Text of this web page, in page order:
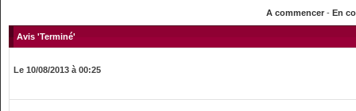
A commencer- En
Avis 'Terminé'
Le 10/08/2013 à 00:25